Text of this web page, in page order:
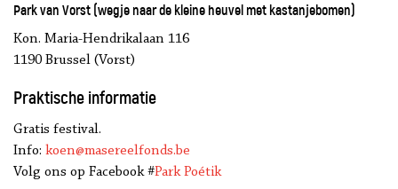
Park van Vorst (wegje naar de kleine heuvel met kastanjebomen)
Kon. Maria-Hendrikalaan 116
1190 Brussel (Vorst)
Praktische informatie
Gratis festival.
Info: koen@masereelfonds.be
Volg ons op Facebook #Park Poétik